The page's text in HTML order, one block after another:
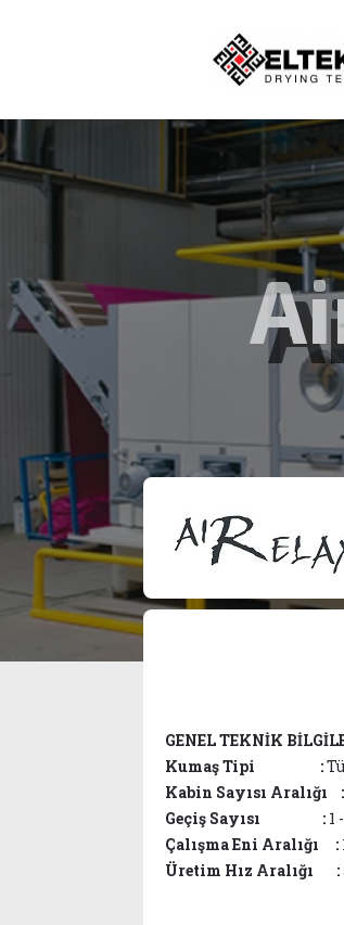
GENEL TEKNİK
Kumaş Tipi :
Kabin Sayısı Aralığı :
Geçiş Sayısı : 1
Çalışma Eni Aralığı :
Üretim Hız Aralığı :